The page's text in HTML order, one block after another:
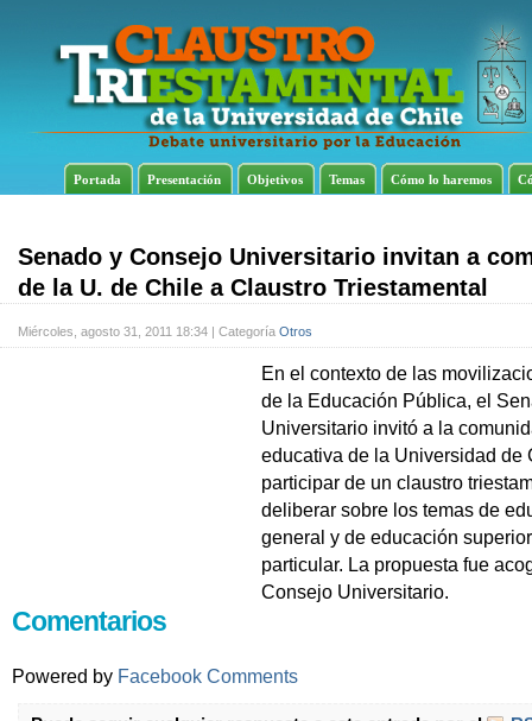
Portada Presentación Objetivos Temas Cómo lo haremos
Senado y Consejo Universitario invitan a
de la U. de Chile a Claustro Triestamental
Miércoles, agosto 31, 2011 18:34 | Categoría Otros
En el contexto de las
de la Educación Pública, el
Universitario invitó a la
educativa de la Universidad de
participar de un claustro
deliberar sobre los temas de
general y de educación
particular. La propuesta fue
Consejo Universitario.
Comentarios
Powered by Facebook Comments